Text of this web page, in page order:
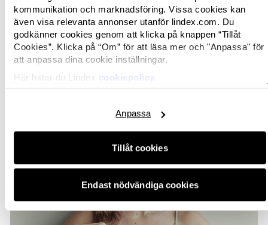
kommunikation och marknadsföring. Vissa cookies kan
även visa relevanta annonser utanför lindex.com. Du
godkänner cookies genom att klicka på knappen “Tillåt
Cookies”. Klicka på “Om” för att läsa mer och "Anpassa" för
att anpassa dina cookie inställningar.
Här hittar du Lindex cookiepolicy.
Tillåt cookies
Anpassa
Endast nödvändiga cookies